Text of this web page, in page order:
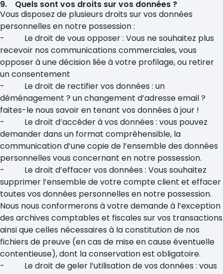
9. Quels sont vos droits sur vos données ?
Vous disposez de plusieurs droits sur vos données
personnelles en notre possession :
- Le droit de vous opposer : Vous ne souhaitez plus
recevoir nos communications commerciales, vous
opposer à une décision liée à votre profilage, ou retirer
un consentement
- Le droit de rectifier vos données : un
déménagement ? un changement d’adresse email ?
faites-le nous savoir en tenant vos données à jour !
- Le droit d’accéder à vos données : vous pouvez
demander dans un format compréhensible, la
communication d’une copie de l’ensemble des données
personnelles vous concernant en notre possession.
- Le droit d’effacer vos données : Vous souhaitez
supprimer l’ensemble de votre compte client et effacer
toutes vos données personnelles en notre possession.
Nous nous conformerons à votre demande à l’exception
des archives comptables et fiscales sur vos transactions
ainsi que celles nécessaires à la constitution de nos
fichiers de preuve (en cas de mise en cause éventuelle
contentieuse), dont la conservation est obligatoire.
- Le droit de geler l’utilisation de vos données : vous